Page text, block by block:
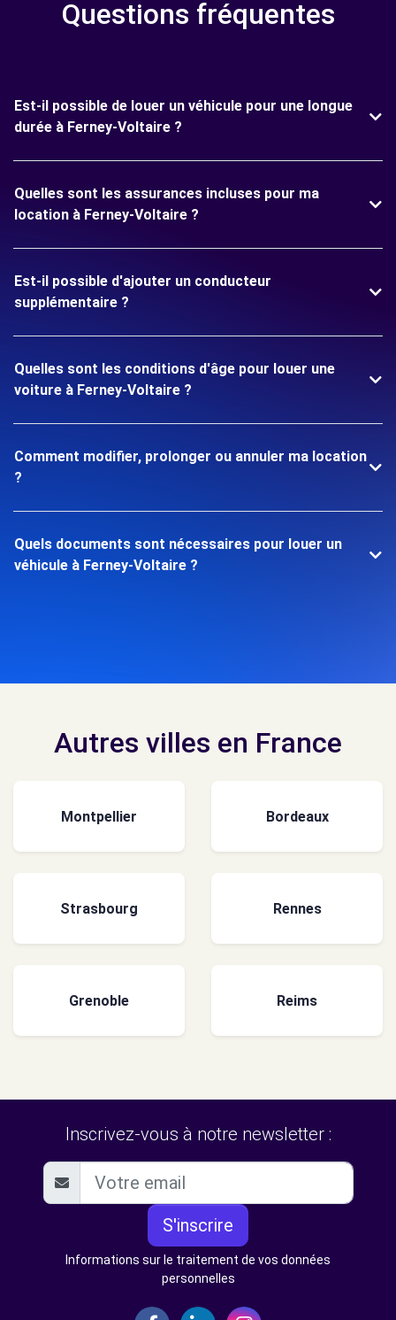
Questions fréquentes
Est-il possible de louer un véhicule pour une longue
durée à Ferney-Voltaire ?
Quelles sont les assurances incluses pour ma
location à Ferney-Voltaire ?
Est-il possible d'ajouter un conducteur
supplémentaire ?
Quelles sont les conditions d'âge pour louer une
voiture à Ferney-Voltaire ?
Comment modifier, prolonger ou annuler ma location
?
Quels documents sont nécessaires pour louer un
véhicule à Ferney-Voltaire ?
Autres villes en France
Montpellier Bordeaux
Strasbourg Rennes
Grenoble Reims
Inscrivez-vous à notre newsletter :
S'inscrire
Informations sur le traitement de vos données
personnelles